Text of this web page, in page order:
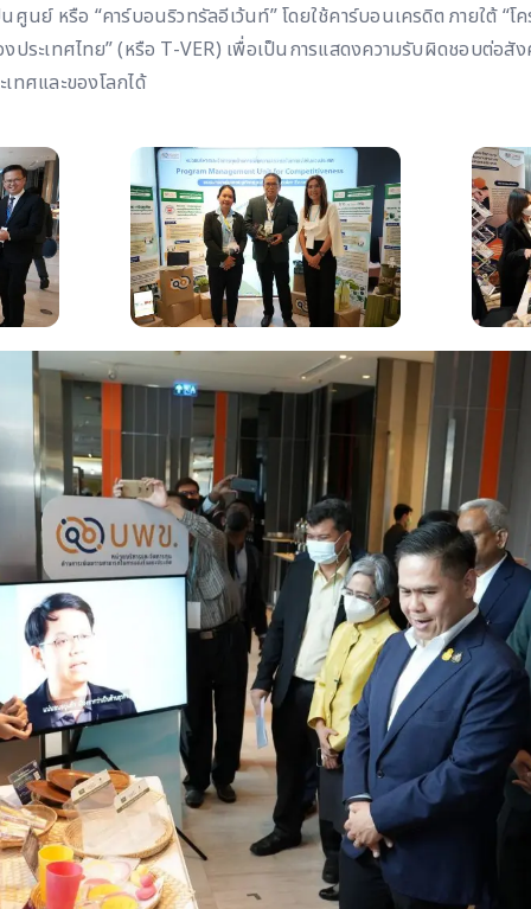
ศูนย์ หรือ “คาร์บอนริวทรัลอีเว้นท์” โดยใช้คาร์บอนเครดิต ภายใต้ “โ
ประเทศไทย” (หรือ T-VER) เพื่อเป็นการแสดงความรับผิดชอบต่อสั
ทศและของโลกได้